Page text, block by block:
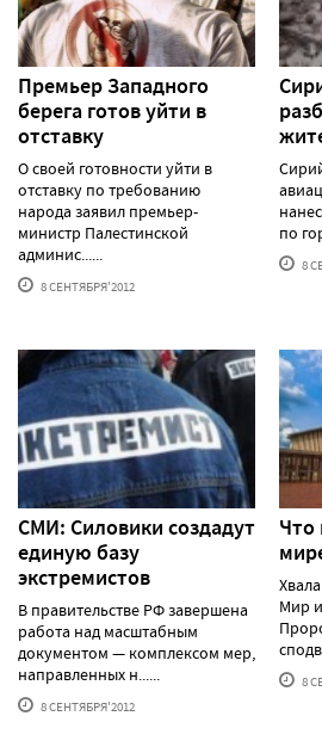
Премьер Западного
берега готов уйти в
отставку
О своей готовности уйти в
отставку по требованию
народа заявил премьер-
министр Палестинской
админис......
8 СЕНТЯБРЯ'2012
по
8
СМИ: Силовики создадут
единую базу
экстремистов
В правительстве РФ завершена
работа над масштабным
документом — комплексом мер,
направленных н......
8 СЕНТЯБРЯ'2012
Что
Мир
8